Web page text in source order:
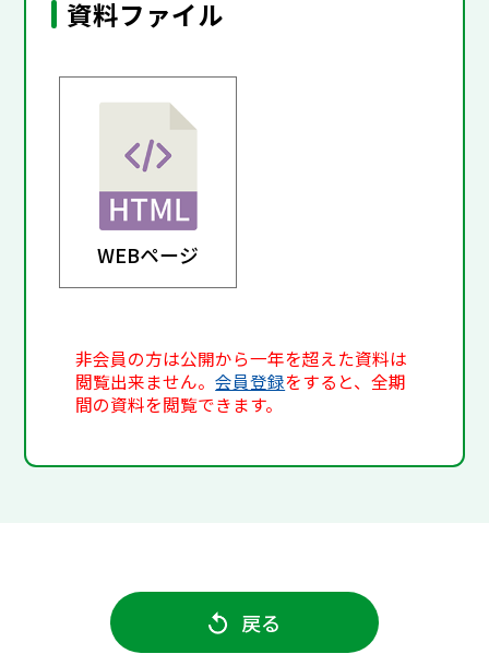
資料ファイル
WEBページ
非会員の方は公開から一年を超えた資料は
閲覧出来ません。会員登録をすると、全期
間の資料を閲覧できます。
戻る